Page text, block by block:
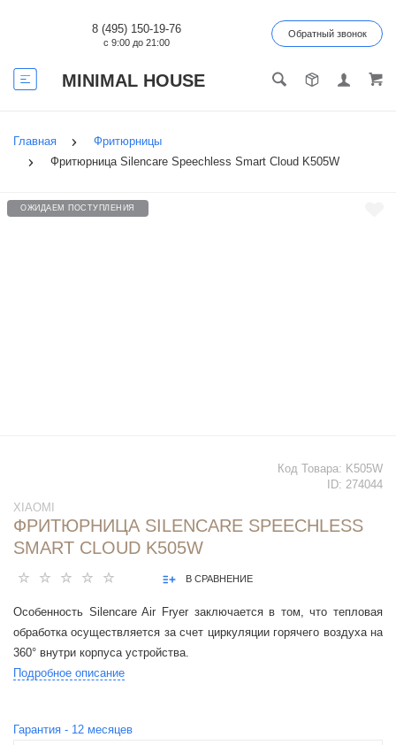
MINIMAL HOUSE
8 (495) 150-19-76
с 9:00 до 21:00
Обратный звонок
Главная
Фритюрницы
Фритюрница Silencare Speechless Smart Cloud K505W
ОЖИДАЕМ ПОСТУПЛЕНИЯ
Код Товара: K505W
ID: 274044
XIAOMI
ФРИТЮРНИЦА SILENCARE SPEECHLESS
SMART CLOUD K505W
В СРАВНЕНИЕ
Особенность Silencare Air Fryer заключается в том, что тепловая
обработка осуществляется за счет циркуляции горячего воздуха на
360° внутри корпуса устройства.
Подробное описание
Гарантия - 12 месяцев